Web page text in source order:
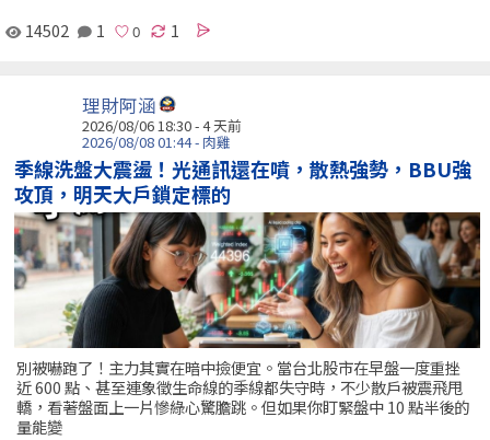
14502 1 1
理財阿涵
2026/08/06 18:30 - 4 天前
2026/08/08 01:44 - 肉雞
季線洗盤大震盪！光通訊還在噴，散熱強勢，BBU強
攻頂，明天大戶鎖定標的
別被嚇跑了！主力其實在暗中撿便宜。當台北股市在早盤一度重挫
近 600 點、甚至連象徵生命線的季線都失守時，不少散戶被震飛甩
轎，看著盤面上一片慘綠心驚膽跳。但如果你盯緊盤中 10 點半後的
量能變